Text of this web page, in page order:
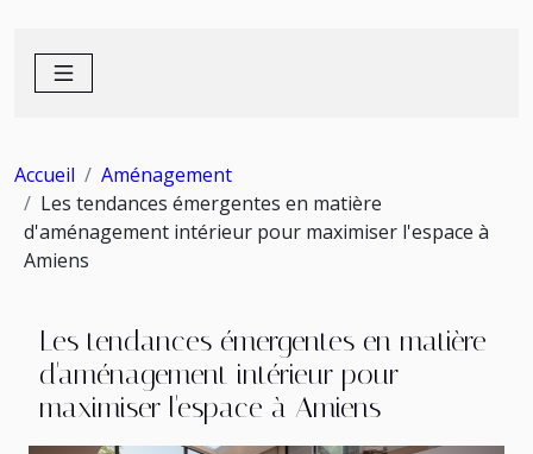
Accueil
Aménagement
Les tendances émergentes en matière
d'aménagement intérieur pour maximiser l'espace à
Amiens
Les tendances émergentes en matière
d'aménagement intérieur pour
maximiser l'espace à Amiens